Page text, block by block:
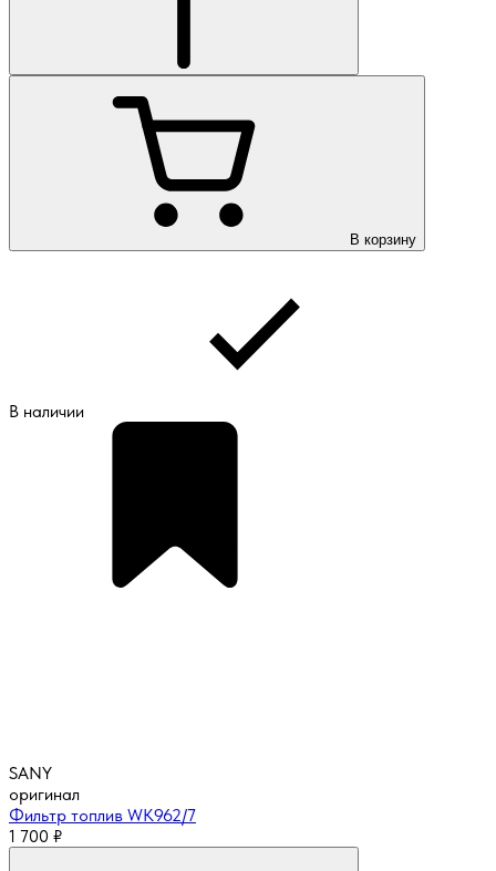
В корзину
В наличии
SANY
оригинал
Фильтр топлив WK962/7
1 700 ₽